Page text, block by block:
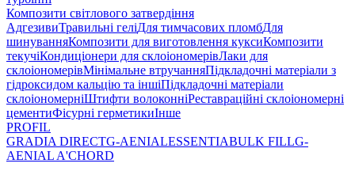
Композити світлового затвердіння
АдгезивиТравильні геліДля тимчасових пломбДля
шинуванняКомпозити для виготовлення куксиКомпозити
текучіКондиціонери для склоіономерівЛаки для
склоіономерівМінімальне втручанняПідкладочні матеріали з
гідроксидом кальцію та іншіПідкладочні матеріали
склоіономерніШтифти волоконніРеставраційні склоіономерні
цементиФісурні герметикиІнше
PROFIL
GRADIA DIRECTG-AENIALESSENTIABULK FILLG-
AENIAL A'CHORD